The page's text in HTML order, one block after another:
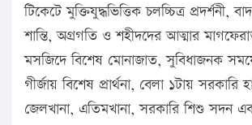
টিকেটে মুক্তিযুদ্ধভিত্তিক চলচ্চিত্র প্রদর্শনী,
শান্তি, অগ্রগতি ও শহীদদের আত্মার
মসজিদে বিশেষ মোনাজাত, সুবিধাজনক
গীর্জায় বিশেষ প্রার্থনা, বেলা ১টায় সরকারি
জেলখানা, এতিমখানা, সরকারি শিশু সদন